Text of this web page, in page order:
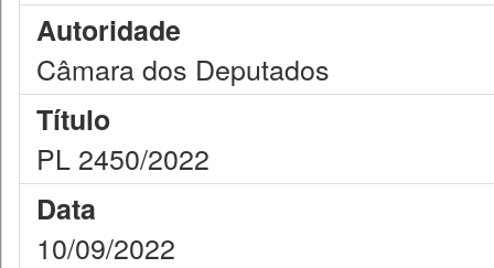
Autoridade
Câmara dos Deputados
Título
PL 2450/2022
Data
10/09/2022